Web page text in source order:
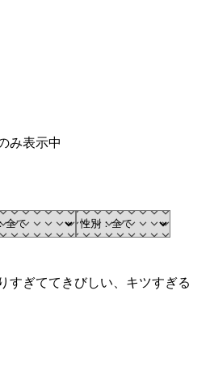
み表示中
すぎててきびしい、キツすぎる